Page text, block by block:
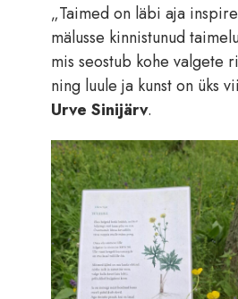
„Taimed on läbi aja
mälusse kinnistunud
mis seostub kohe valgete
ning luule ja kunst on üks
Urve Sinijärv.